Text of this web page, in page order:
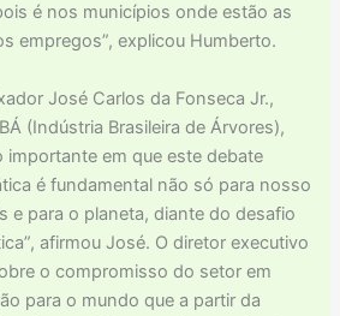
é nos municípios onde estão as
empregos”, explicou Humberto.
José Carlos da Fonseca Jr.,
(Indústria Brasileira de Árvores),
em que este debate
é fundamental não só para nosso
e para o planeta, diante do desafio
afirmou José. O diretor executivo
o compromisso do setor em
para o mundo que a partir da